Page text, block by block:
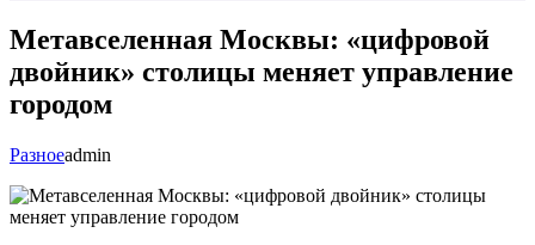
Метавселенная Москвы: «цифровой
двойник» столицы меняет управление
городом
Разноеadmin